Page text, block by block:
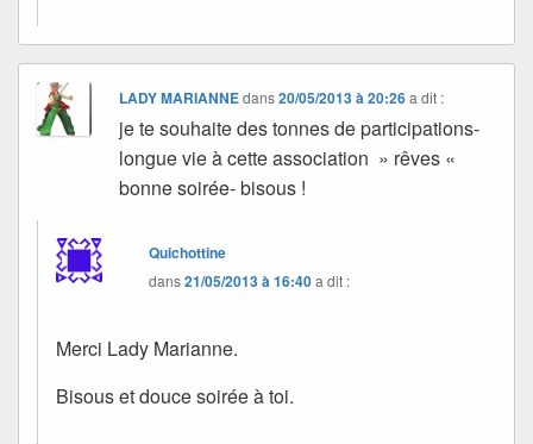
LADY MARIANNEdans20/05/2013 à 20:26 a dit :
je te souhaite des tonnes de participations-
longue vie à cette association » rêves «
bonne soirée- bisous !
Quichottine
dans21/05/2013 à 16:40a dit :
Merci Lady Marianne.
Bisous et douce soirée à toi.